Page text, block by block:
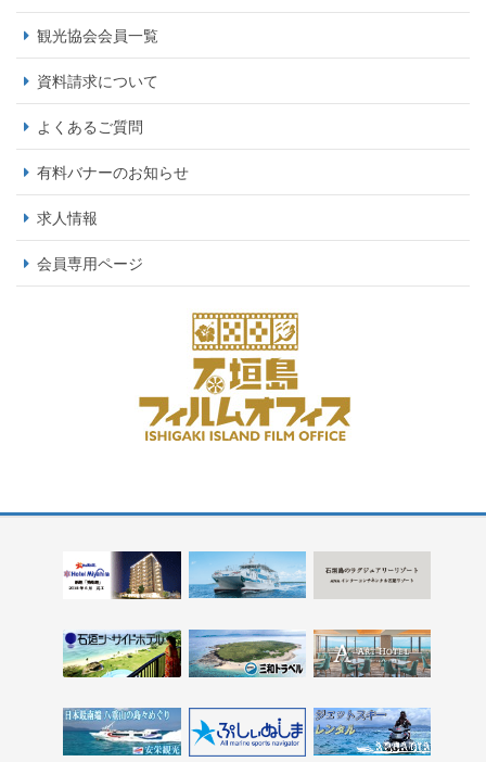
観光協会会員一覧
資料請求について
よくあるご質問
有料バナーのお知らせ
求人情報
会員専用ページ